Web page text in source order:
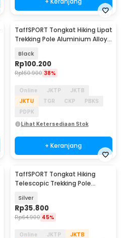
TaffSPORT Tongkat Hiking Lipat
Trekking Pole Aluminium Alloy
Black
Rp100.200
Rp160.900 38%
Online JKTP
JKTB
JKTU
TGR CKP
PBKS
PDPK
Lihat Ketersediaan Stok
+ Keranjang
TaffSPORT Tongkat Hiking
Telescopic Trekking Pole
Silver
Rp35.800
Rp64.900 45%
Online JKTP
JKTB